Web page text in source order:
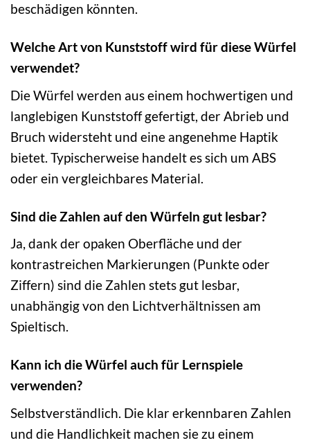
beschädigen könnten.
Welche Art von Kunststoff wird für diese Würfel
verwendet?
Die Würfel werden aus einem hochwertigen und
langlebigen Kunststoff gefertigt, der Abrieb und
Bruch widersteht und eine angenehme Haptik
bietet. Typischerweise handelt es sich um ABS
oder ein vergleichbares Material.
Sind die Zahlen auf den Würfeln gut lesbar?
Ja, dank der opaken Oberfläche und der
kontrastreichen Markierungen (Punkte oder
Ziffern) sind die Zahlen stets gut lesbar,
unabhängig von den Lichtverhältnissen am
Spieltisch.
Kann ich die Würfel auch für Lernspiele
verwenden?
Selbstverständlich. Die klar erkennbaren Zahlen
und die Handlichkeit machen sie zu einem